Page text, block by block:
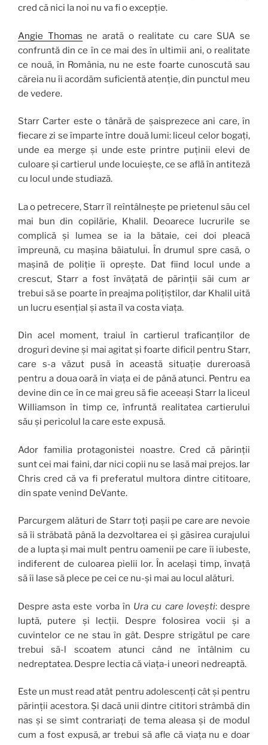
cred că nici la noi nu va fi o excepție.
Angie Thomas ne arată o realitate cu care SUA se
confruntă din ce în ce mai des în ultimii ani, o realitate
ce nouă, în România, nu ne este foarte cunoscută sau
căreia nu îi acordăm suficientă atenție, din punctul meu
de vedere.
Starr Carter este o tânără de șaisprezece ani care, în
fiecare zi se împarte între două lumi: liceul celor bogați,
unde ea merge și unde este printre puținii elevi de
culoare și cartierul unde locuiește, ce se află în antiteză
cu locul unde studiază.
La o petrecere, Starr îl reîntâlnește pe prietenul său cel
mai bun din copilărie, Khalil. Deoarece lucrurile se
complică și lumea se ia la bătaie, cei doi pleacă
împreună, cu mașina băiatului. În drumul spre casă, o
mașină de poliție îi oprește. Dat fiind locul unde a
crescut, Starr a fost învățată de părinții săi cum ar
trebui să se poarte în preajma polițiștilor, dar Khalil uită
un lucru esențial și asta îl va costa viața.
Din acel moment, traiul în cartierul traficanților de
droguri devine și mai agitat și foarte dificil pentru Starr,
care s-a văzut pusă în această situație dureroasă
pentru a doua oară în viața ei de până atunci. Pentru ea
devine din ce în ce mai greu să fie aceeași Starr la liceul
Williamson în timp ce, înfruntă realitatea cartierului
său și pericolul la care este expusă.
Ador familia protagonistei noastre. Cred că părinții
sunt cei mai faini, dar nici copii nu se lasă mai prejos. Iar
Chris cred că va fi preferatul multora dintre cititoare,
din spate venind DeVante.
Parcurgem alături de Starr toți pașii pe care are nevoie
să îi străbată până la dezvoltarea ei și găsirea curajului
de a lupta și mai mult pentru oamenii pe care îi iubeste,
indiferent de culoarea pielii lor. În același timp, învață
să îi lase să plece pe cei ce nu-și mai au locul alături.
Despre asta este vorba în Ura cu care lovești: despre
luptă, putere și lecții. Despre folosirea vocii și a
cuvintelor ce ne stau în gât. Despre strigătul pe care
trebui să-l scoatem atunci când ne întâlnim cu
nedreptatea. Despre lectia că viața-i uneori nedreaptă.
Este un must read atât pentru adolescenți cât și pentru
părinții acestora. Și dacă unii dintre cititori strâmbă din
nas și se simt contrariați de tema aleasa și de modul
cum a fost expusă, ar trebui să afle că viața nu e doar